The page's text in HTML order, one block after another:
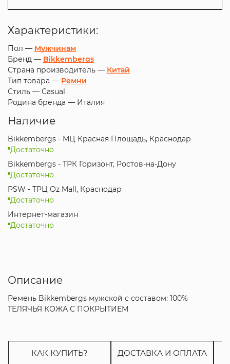
Характеристики:
Пол — Мужчинам
Бренд — Bikkembergs
Страна производитель — Китай
Тип товара — Ремни
Стиль — Casual
Родина бренда — Италия
Наличие
Bikkembergs - МЦ Красная Площадь, Краснодар
Достаточно
Bikkembergs - ТРК Горизонт, Ростов-на-Дону
Достаточно
PSW - ТРЦ Oz Mall, Краснодар
Достаточно
Интернет-магазин
Достаточно
Описание
Ремень Bikkembergs мужской с составом: 100%
ТЕЛЯЧЬЯ КОЖА С ПОКРЫТИЕМ
КАК КУПИТЬ? ДОСТАВКА И ОПЛАТА